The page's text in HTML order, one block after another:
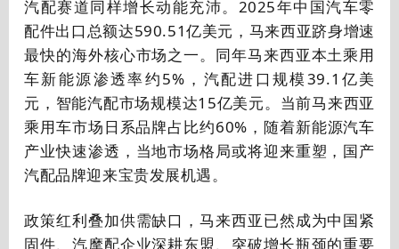
汽配赛道同样增长动能充沛。2025年中国汽车零
配件出口总额达590.51亿美元，马来西亚跻身增速
最快的海外核心市场之一。同年马来西亚本土乘用
车新能源渗透率约5%，汽配进口规模39.1亿美
元，智能汽配市场规模达15亿美元。当前马来西亚
乘用车市场日系品牌占比约60%，随着新能源汽车
产业快速渗透，当地市场格局或将迎来重塑，国产
汽配品牌迎来宝贵发展机遇。
政策红利叠加供需缺口，马来西亚已然成为中国紧
固件、汽摩配企业深耕东盟、突破增长瓶颈的重要